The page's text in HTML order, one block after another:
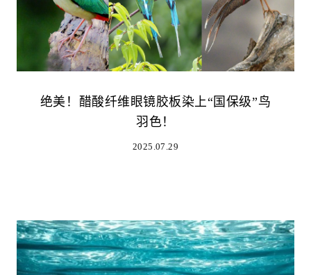
绝美！醋酸纤维眼镜胶板染上“国保级”鸟
羽色！
2025.07.29